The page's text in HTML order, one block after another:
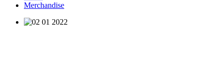
Merchandise